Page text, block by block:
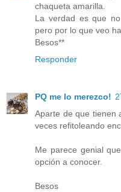
chaqueta amarilla.
La verdad es que
pero por lo que veo
Besos**
Responder
PQ me lo merezco!
Aparte de que tienen
veces refitoleando
Me parece genial
opción a conocer.
Besos